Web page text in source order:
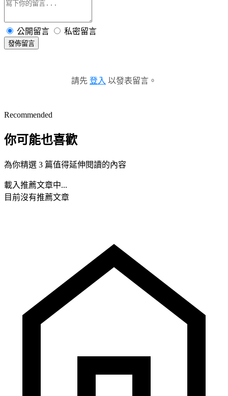
公開留言 私密留言
發佈留言
請先 登入 以發表留言。
Recommended
你可能也喜歡
為你精選 3 篇值得延伸閱讀的內容
載入推薦文章中...
目前沒有推薦文章